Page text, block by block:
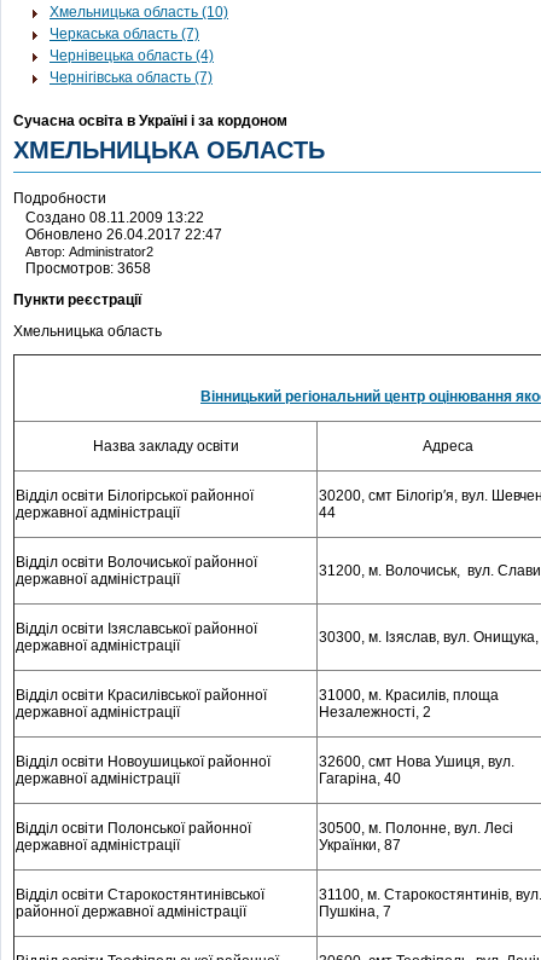
Хмельницька область (10)
Черкаська область (7)
Чернівецька область (4)
Чернігівська область (7)
Сучасна освіта в Україні і за кордоном
ХМЕЛЬНИЦЬКА ОБЛАСТЬ
Подробности
Создано 08.11.2009 13:22
Обновлено 26.04.2017 22:47
Автор: Administrator2
Просмотров: 3658
Пункти реєстрації
Хмельницька область
Вінницький регіональний центр оцінювання
Назва закладу освіти Адреса
Відділ освіти Білогірської районної
державної адміністрації
30200, смт Білогір′я, вул.
44
Відділ освіти Волочиської районної
державної адміністрації
31200, м. Волочиськ, вул.
Відділ освіти Ізяславської районної
державної адміністрації
30300, м. Ізяслав, вул.
Відділ освіти Красилівської районної
державної адміністрації
31000, м. Красилів, площа
Незалежності, 2
Відділ освіти Новоушицької районної
державної адміністрації
32600, смт Нова Ушиця, вул.
Гагаріна, 40
Відділ освіти Полонської районної
державної адміністрації
30500, м. Полонне, вул. Лесі
Українки, 87
Відділ освіти Старокостянтинівської
районної державної адміністрації
31100, м. Старокостянтинів, вул.
Пушкіна, 7